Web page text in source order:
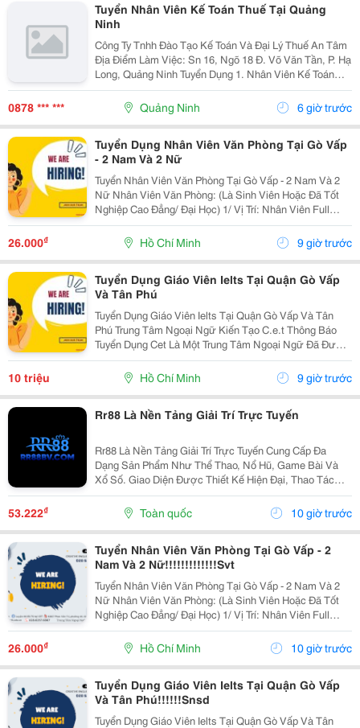
Tuyển Nhân Viên Kế Toán Thuế Tại Quảng
Ninh
Công Ty Tnhh Đào Tạo Kế Toán Và Đại Lý Thuế An Tâm
Địa Điểm Làm Việc: Sn 16, Ngõ 18 Đ. Võ Văn Tần, P. Hạ
Long, Quảng Ninh Tuyển Dụng 1. Nhân Viên Kế Toán
Thuế : 05 Mô Tả Công Việc: &Bull; Thực Hiện Các Công
Việc Liên Quan Đến Kế Toán Thuế...
0878 *** *** Quảng Ninh 6 giờ trước
Tuyển Dụng Nhân Viên Văn Phòng Tại Gò Vấp
- 2 Nam Và 2 Nữ
Tuyển Nhân Viên Văn Phòng Tại Gò Vấp - 2 Nam Và 2
Nữ Nhân Viên Văn Phòng: (Là Sinh Viên Hoặc Đã Tốt
Nghiệp Cao Đẳng/ Đại Học) 1/ Vị Trí: Nhân Viên Full
Time (2 Nam 2 Nữ) Ca Làm: 13:00 Đến 21:00 (1 Tháng
Được Nghỉ Phép 1 Ngày, Và Hưởng Các Ngày...
26.000₫ Hồ Chí Minh 9 giờ trước
Tuyển Dụng Giáo Viên Ielts Tại Quận Gò Vấp
Và Tân Phú
Tuyển Dụng Giáo Viên Ielts Tại Quận Gò Vấp Và Tân
Phú Trung Tâm Ngoại Ngữ Kiến Tạo C.e.t Thông Báo
Tuyển Dụng Cet Là Một Trung Tâm Ngoại Ngữ Đã Được
Thành Lập 16 Năm Chuyên Về Chương Trình Anh Văn
Học Thuật Ielts &Ndash; Toefl Ibt. Trung Tâm...
10 triệu Hồ Chí Minh 9 giờ trước
Rr88 Là Nền Tảng Giải Trí Trực Tuyến
Rr88 Là Nền Tảng Giải Trí Trực Tuyến Cung Cấp Đa
Dạng Sản Phẩm Như Thể Thao, Nổ Hũ, Game Bài Và
Xổ Số. Giao Diện Được Thiết Kế Hiện Đại, Thao Tác
Đơn Giản Và Tối Ưu Trên Nhiều Thiết Bị. Người Dùng
Có Thể Khám Phá Hệ Sinh Thái Giải Trí Đa Dạng Tại...
53.222₫ Toàn quốc 10 giờ trước
Tuyển Nhân Viên Văn Phòng Tại Gò Vấp - 2
Nam Và 2 Nữ!!!!!!!!!!!!!Svt
Tuyển Nhân Viên Văn Phòng Tại Gò Vấp - 2 Nam Và 2
Nữ Nhân Viên Văn Phòng: (Là Sinh Viên Hoặc Đã Tốt
Nghiệp Cao Đẳng/ Đại Học) 1/ Vị Trí: Nhân Viên Full
Time (2 Nam 2 Nữ) Ca Làm: 13:00 Đến 21:00 (1 Tháng
Được Nghỉ Phép 1 Ngày, Và Hưởng Các Ngày...
26.000₫ Hồ Chí Minh 10 giờ trước
Tuyển Dụng Giáo Viên Ielts Tại Quận Gò Vấp
Và Tân Phú!!!!!!Snsd
Tuyển Dụng Giáo Viên Ielts Tại Quận Gò Vấp Và Tân